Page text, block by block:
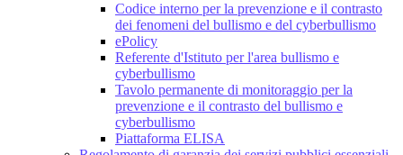
Codice interno per la prevenzione e il contrasto
dei fenomeni del bullismo e del cyberbullismo
ePolicy
Referente d'Istituto per l'area bullismo e
cyberbullismo
Tavolo permanente di monitoraggio per la
prevenzione e il contrasto del bullismo e
cyberbullismo
Piattaforma ELISA